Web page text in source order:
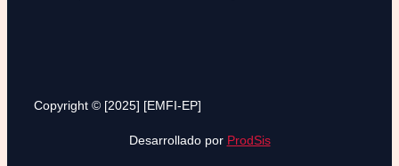
Copyright © [2025] [EMFI-EP]
Desarrollado por ProdSis